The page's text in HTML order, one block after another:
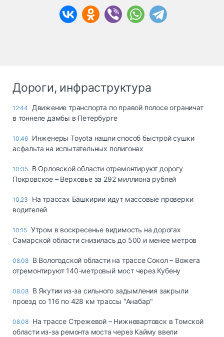
Дороги, инфраструктура
12:44
Движение транспорта по правой полосе ограничат
в тоннеле дамбы в Петербурге
10:46 Инженеры Toyota нашли способ быстрой сушки
асфальта на испытательных полигонах
10:35 В Орловской области отремонтируют дорогу
Покровское – Верховье за 292 миллиона рублей
10:23
На трассах Башкирии идут массовые проверки
водителей
10:15 Утром в воскресенье видимость на дорогах
Самарской области снизилась до 500 и менее метров
08.08 В Вологодской области на трассе Сокол – Вожега
отремонтируют 140-метровый мост через Кубену
08.08 В Якутии из-за сильного задымления закрыли
проезд со 116 по 428 км трассы "Анабар"
08.08 На трассе Стрежевой – Нижневартовск в Томской
области из-за ремонта моста через Кайму ввели